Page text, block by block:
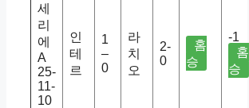
세
리
에
A
25-
11-
10
인
테
르
1
–
0
라
치
오
2-
0
홈
승
-1
홈
승